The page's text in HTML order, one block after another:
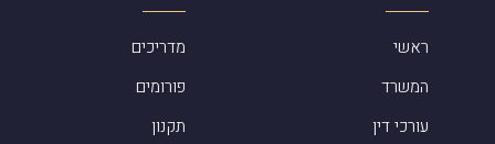
ראשי
המשרד
עורכי דין
מדריכים
פורומים
תקנון